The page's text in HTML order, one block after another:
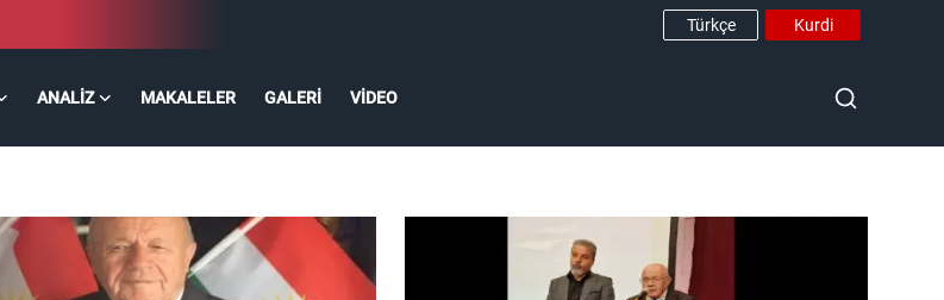
Türkçe Kurdi
ANALIZ MAKALELER GALERI VIDEO